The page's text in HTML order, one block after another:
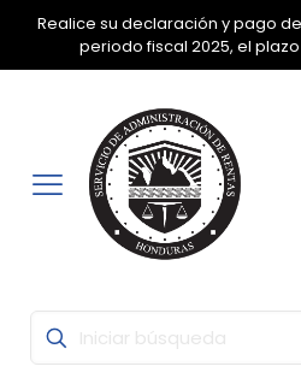
Realice su declaración y pago
periodo fiscal 2025, el